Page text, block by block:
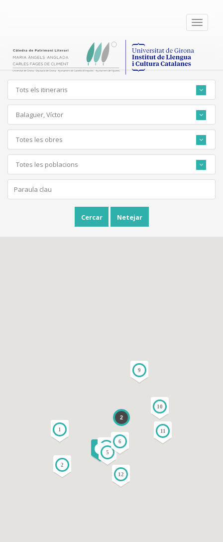
Toggle
Tots els itineraris
Balaguer, Víctor
Totes les obres
Totes les poblacions
Cercar Netejar
1
2
3
4
5
6
9
10
11
12
2